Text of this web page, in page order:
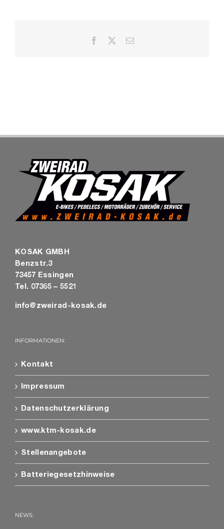
Facebook E-
KOSAK GMBH
Benzstr.3
73457 Essingen
Tel. 07365 – 5521
info@zweirad-kosak.de
INFORMATIONEN:
Kontakt
Impressum
Datenschutzerklärung
www.ktm-kosak.de
Stellenangebote
Batteriegesetzhinweise
NEWS: